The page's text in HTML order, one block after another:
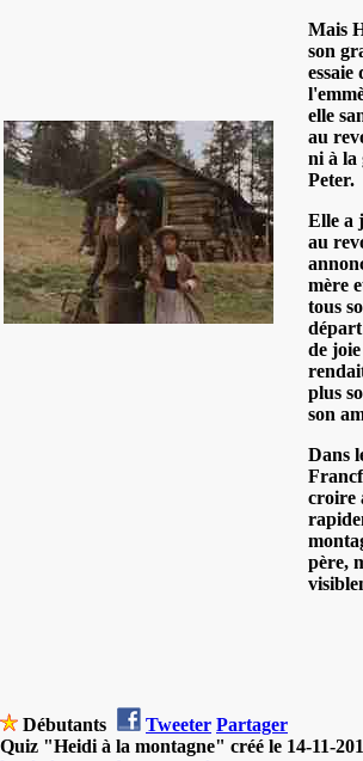
Mais
son
essaie
elle
au
ni à la
Peter.
Elle a
au
mère
tous
de
plus
son
Dans
croire
père,
Débutants Tweeter Partager
Quiz "Heidi à la montagne" créé le 14-11-